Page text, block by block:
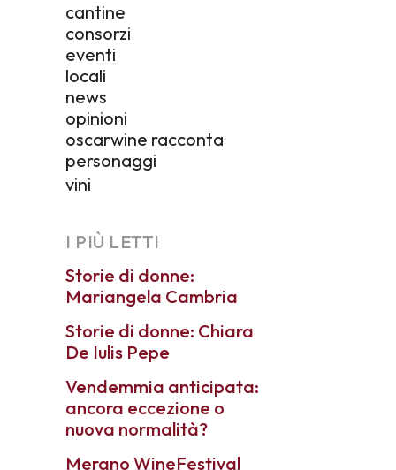
cantine
consorzi
eventi
locali
news
opinioni
oscarwine racconta
personaggi
vini
I PIÙ LETTI
Storie di donne:
Mariangela Cambria
Storie di donne: Chiara
De Iulis Pepe
Vendemmia anticipata:
ancora eccezione o
nuova normalità?
Merano WineFestival